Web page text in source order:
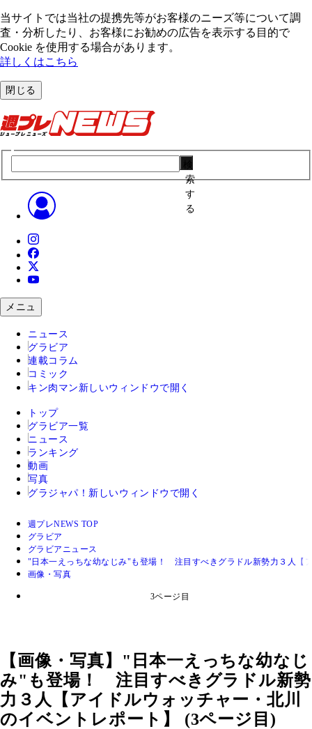
当サイトでは当社の提携先等がお客様のニーズ等について調
査・分析したり、お客様にお勧めの広告を表⽰する⽬的で
Cookie を使⽤する場合があります。
詳しくはこちら
閉じる
索
す
る
メニュ
ニュース
グラビア
連載コラム
コミック
キン肉マン 新しいウィンドウで開く
トップ
グラビア一覧
ニュース
ランキング
動画
写真
グラジャパ！ 新しいウィンドウで開く
週プレNEWS TOP
グラビア
グラビアニュース
"日本一えっちな幼なじみ"も登場！ 注目すべきグラドル新勢力３人【
画像・写真
3ページ目
【画像・写真】"日本一えっちな幼なじ
み"も登場！ 注目すべきグラドル新勢
力３人【アイドルウォッチャー・北川
のイベントレポート】 (3ページ目)